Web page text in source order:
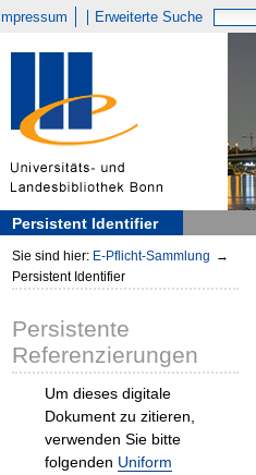
Impressum Erweiterte Suche
Persistent Identifier
Sie sind hier: E-Pflicht-Sammlung →
Persistent Identifier
Persistente
Referenzierungen
Um dieses digitale
Dokument zu zitieren,
verwenden Sie bitte
folgenden Uniform